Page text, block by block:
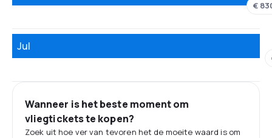
€
Jul
Wanneer is het beste moment om
vliegtickets te kopen?
Zoek uit hoe ver van tevoren het de moeite waard is om